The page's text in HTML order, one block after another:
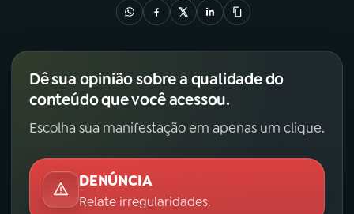
Dê sua opinião sobre a qualidade do
conteúdo que você acessou.
Escolha sua manifestação em apenas um clique.
DENÚNCIA
Relate irregularidades.